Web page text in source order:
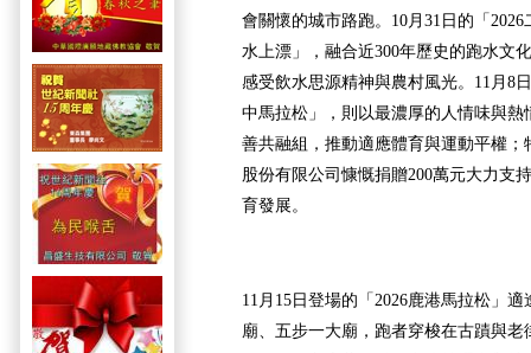
會關懷的城市路跑。10月31日的「
水上漂」，融合近300年歷史的跑水文
感受飲水思源精神與農村風光。11月8
中馬拉松」，則以最濃厚的人情味與
善共融組，推動適應體育與運動平權
股份有限公司慷慨捐贈200萬元大力支
育發展。
11月15日登場的「2026鹿港馬拉松」
廟、五步一大廟，跑者穿梭在古蹟與